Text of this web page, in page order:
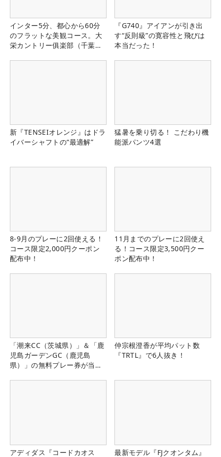
インター5分、都心から60分
のフラットな美観コース。大
栄カントリー俱楽部（千葉
『G740』アイアンが引き出
す“反則級”の寛容性と飛びは
本当だった！
新『TENSEIオレンジ』はドラ
イバーシャフトの“最適解”
猛暑を乗り切る！ こだわり機
能派パンツ4選
8-9月のプレーに2回使える！
コース限定2,000円クーポン
配布中！
11月までのプレーに2回使え
る！コース限定3,500円クー
ポン配布中！
「潮来CC（茨城県）」＆「鹿
児島ガーデンGC（鹿児島
県）」の無料プレー券が当た
仲宗根澄香が平均パット数
『TRTL』で6人抜き！
アディダス『コードカオス
最新モデル『FJクオンタム』